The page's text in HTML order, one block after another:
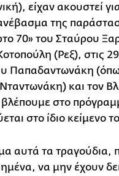
είχαν ακουστεί
της
70» του Σταύρου
(Ρεξ), στις
Παπαδαντωνάκη
και τον
βλέπουμε στο
στο ίδιο κείμενο
αυτά τα τραγούδια,
να μην έχουν